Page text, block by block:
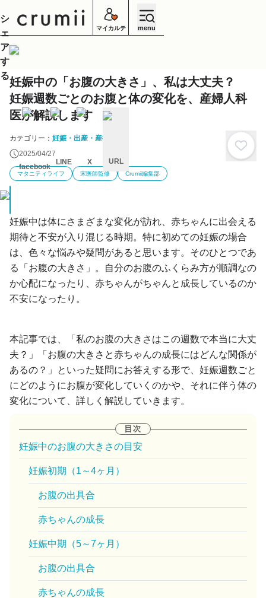
マイカルテ menu
妊娠中の「お腹の大きさ」、私は大丈夫？
妊娠週数ごとのお腹と体の変化を、産婦人科
医が解説します
カテゴリー： 妊娠・出産・産後
2025/04/27
マタニティライフ 宋医師監修 Crumii編集部
妊娠中は体にさまざまな変化が訪れ、赤ちゃんに出会える
期待と不安が入り混じる時期。特に初めての妊娠の場合
は、色々な悩みや疑問があると思います。そのひとつであ
る「お腹の大きさ」。自分のお腹のふくらみ方が順調なの
か心配になったり、赤ちゃんがちゃんと成長しているのか
不安になったり。
本記事では、「私のお腹の大きさはこの週数で本当に大丈
夫？」「お腹の大きさと赤ちゃんの成長にはどんな関係が
あるの？」といった疑問にお答えする形で、妊娠週数ごと
にどのようにお腹が変化していくのかや、それに伴う体の
変化について、詳しく解説していきます。
妊娠中のお腹の大きさの目安
妊娠初期（1～4ヶ月）
お腹の出具合
赤ちゃんの成長
妊娠中期（5～7ヶ月）
お腹の出具合
赤ちゃんの成長
シ
ェ
ア
す
る
facebook
LINE X URL
キ
ャ
ン
ル